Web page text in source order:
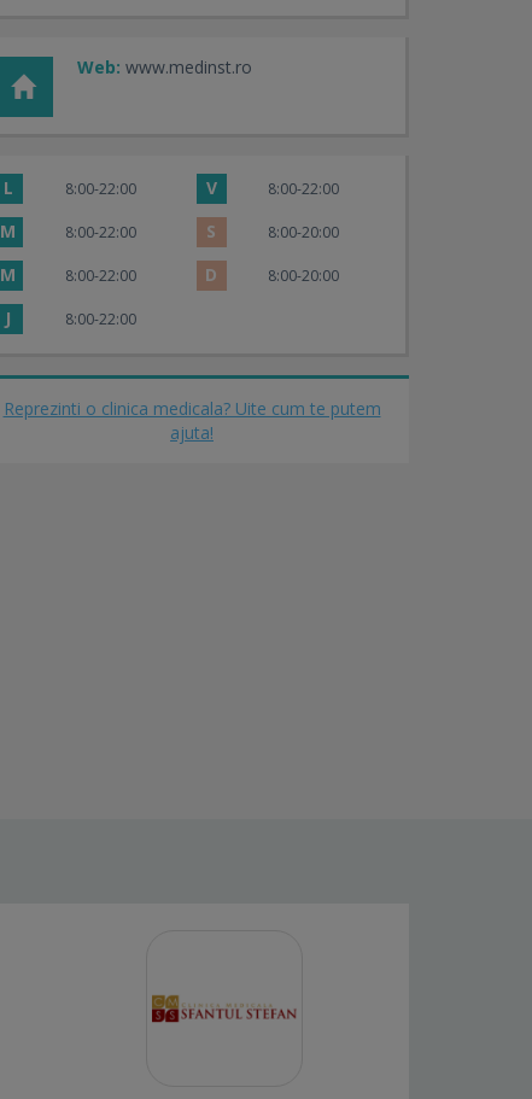
Web: www.medinst.ro
L 8:00-22:00 V 8:00-22:00
M 8:00-22:00 S 8:00-20:00
M 8:00-22:00 D 8:00-20:00
J 8:00-22:00
Reprezinti o clinica medicala? Uite cum te putem
ajuta!